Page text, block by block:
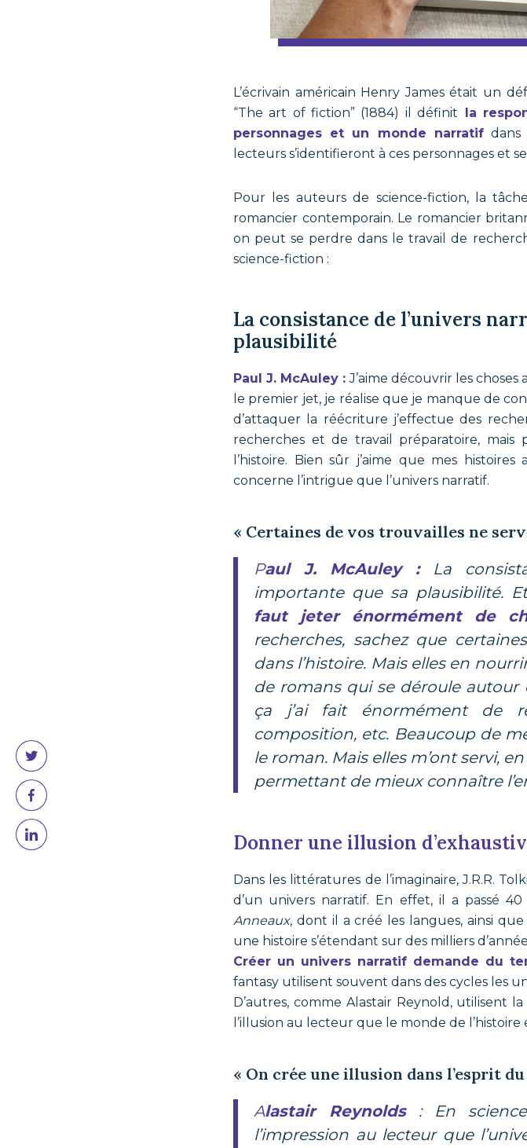
L’écrivain américain Henry James était un
“The art of fiction” (1884) il définit la
personnages et un monde narratifdans
lecteurs s’identifieront à ces personnages et
Pour les auteurs de science-fiction, la
romancier contemporain. Le romancier
on peut se perdre dans le travail de
science-fiction :
La consistance de l’univers
plausibilité
Paul J. McAuley :J’aime découvrir les
le premier jet, je réalise que je manque de
d’attaquer la réécriture j’effectue des
recherches et de travail préparatoire,
l’histoire. Bien sûr j’aime que mes
concerne l’intrigue que l’univers narratif.
« Certaines de vos trouvailles ne
Paul J. McAuley : La
importante que sa plausibilité.
faut jeter énormément de
recherches, sachez que
dans l’histoire. Mais elles en
de romans qui se déroule autour
ça j’ai fait énormément de
composition, etc. Beaucoup de
le roman. Mais elles m’ont servi,
permettant de mieux connaître
Donner une illusion
Dans les littératures de l’imaginaire, J.R.R.
d’un univers narratif. En effet, il a passé
Anneaux, dont il a créé les langues, ainsi
une histoire s’étendant sur des milliers
Créer un univers narratif demande du
fantasy utilisent souvent dans des cycles les
D’autres, comme Alastair Reynold, utilisent la
l’illusion au lecteur que le monde de
« On crée une illusion dans l’esprit
Alastair Reynolds: En
l’impression au lecteur que